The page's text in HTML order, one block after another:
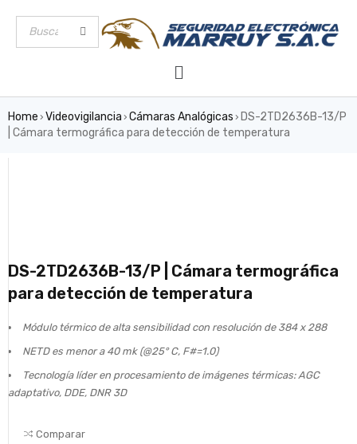
Home › Videovigilancia › Cámaras Analógicas › DS-2TD2636B-13/P
| Cámara termográfica para detección de temperatura
DS-2TD2636B-13/P | Cámara termográfica
para detección de temperatura
Módulo térmico de alta sensibilidad con resolución de 384 x 288
NETD es menor a 40 mk (@25° C, F#=1.0)
Tecnología líder en procesamiento de imágenes térmicas: AGC
adaptativo, DDE, DNR 3D
Comparar